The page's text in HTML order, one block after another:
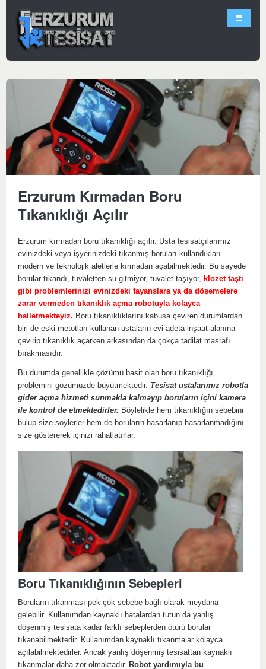
Erzurum Kırmadan Boru
Tıkanıklığı Açılır
Erzurum kırmadan boru tıkanıklığı açılır. Usta tesisatçılarımız
evinizdeki veya işyerinizdeki tıkanmış boruları kullandıkları
modern ve teknolojik aletlerle kırmadan açabilmektedir. Bu sayede
borular tıkandı, tuvaletten su gitmiyor, tuvalet taşıyor, klozet taştı
gibi problemlerinizi evinizdeki fayanslara ya da döşemelere
zarar vermeden tıkanıklık açma robotuyla kolayca
halletmekteyiz. Boru tıkanıklıklarını kabusa çeviren durumlardan
biri de eski metotları kullanan ustaların evi adeta inşaat alanına
çevirip tıkanıklık açarken arkasından da çokça tadilat masrafı
bırakmasıdır.
Bu durumda genellikle çözümü basit olan boru tıkanıklığı
problemini gözümüzde büyütmektedir. Tesisat ustalarımız robotla
gider açma hizmeti sunmakla kalmayıp boruların içini kamera
ile kontrol de etmektedirler. Böylelikle hem tıkanıklığın sebebini
bulup size söylerler hem de boruların hasarlanıp hasarlanmadığını
size göstererek içinizi rahatlatırlar.
Boru Tıkanıklığının Sebepleri
Boruların tıkanması pek çok sebebe bağlı olarak meydana
gelebilir. Kullanımdan kaynaklı hatalardan tutun da yanlış
döşenmiş tesisata kadar farklı sebeplerden ötürü borular
tıkanabilmektedir. Kullanımdan kaynaklı tıkanmalar kolayca
açılabilmektedirler. Ancak yanlış döşenmiş tesisattan kaynaklı
tıkanmalar daha zor olmaktadır. Robot yardımıyla bu